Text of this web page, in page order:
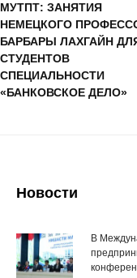
МУТПТ: ЗАНЯТИЯ
НЕМЕЦКОГО
БАРБАРЫ ЛАХГАЙН
СТУДЕНТОВ
СПЕЦИАЛЬНОСТИ
«БАНКОВСКОЕ ДЕЛО»
Новости
В